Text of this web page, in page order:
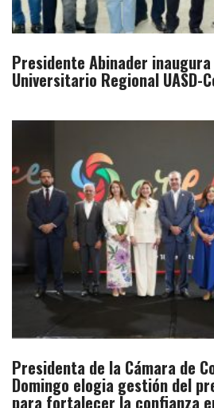
Presidente Abinader
Universitario Regional UASD-
Presidenta de la Cámara de
Domingo elogia gestión del
para fortalecer la confianza